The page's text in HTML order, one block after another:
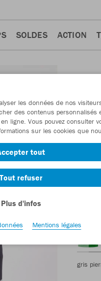
SOLDES ACTION
En
gris
les données de nos
des contenus personnalisés
ligne. Vous pouvez consulter
sur les cookies que
tout
Tout refuser
Plus d'infos
Mentions légales